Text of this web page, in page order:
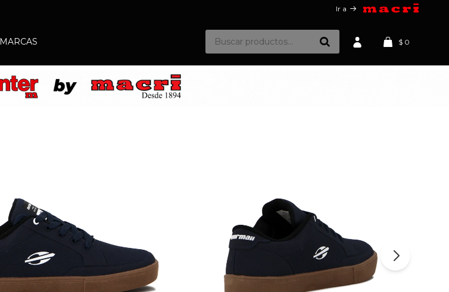
MARCAS $ 0
Ir a